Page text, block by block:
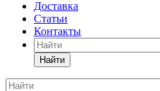
Доставка
Статьи
Контакты
Найти